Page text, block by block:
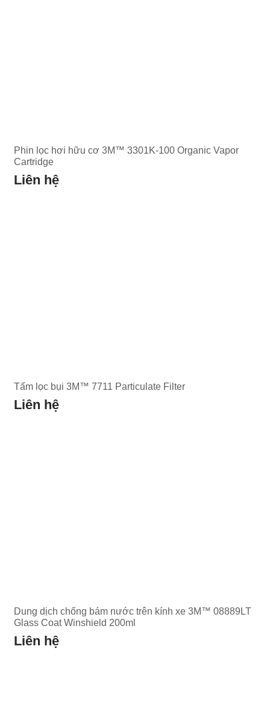
Phin lọc hơi hữu cơ 3M™ 3301K-100 Organic Vapor
Cartridge
Liên hệ
Tấm lọc bụi 3M™ 7711 Particulate Filter
Liên hệ
Dung dịch chống bám nước trên kính xe 3M™ 08889LT
Glass Coat Winshield 200ml
Liên hệ